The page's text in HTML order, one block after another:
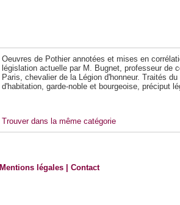
Oeuvres de Pothier annotées et mises en
législation actuelle par M. Bugnet, professeur de
Paris, chevalier de la Légion d'honneur. Traités
d'habitation, garde-noble et bourgeoise, préciput
Trouver dans la même catégorie
Mentions légales |Contact